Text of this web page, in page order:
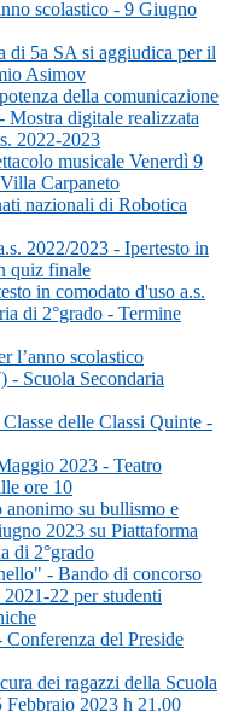
scolastico - 9 Giugno
di 5a SA si aggiudica per il
Asimov
della comunicazione
Mostra digitale realizzata
2022-2023
musicale Venerdì 9
Carpaneto
nazionali di Robotica
2022/2023 - Ipertesto in
quiz finale
in comodato d'uso a.s.
di 2°grado - Termine
l’anno scolastico
- Scuola Secondaria
delle Classi Quinte -
2023 - Teatro
ore 10
su bullismo e
2023 su Piattaforma
di 2°grado
- Bando di concorso
22 per studenti
del Preside
dei ragazzi della Scuola
Febbraio 2023 h 21.00